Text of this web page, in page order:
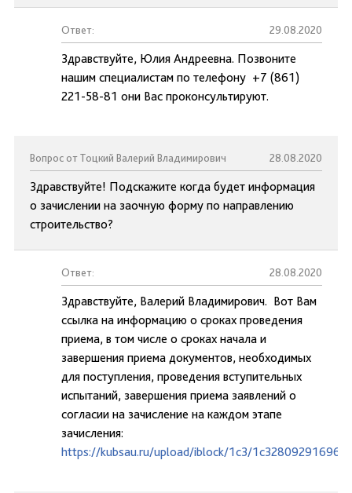
Ответ: 29.08.2020
Здравствуйте, Юлия Андреевна. Позвоните
нашим специалистам по телефону +7 (861)
221-58-81 они Вас проконсультируют.
Вопрос от Тоцкий Валерий Владимирович 28.08.2020
Здравствуйте! Подскажите когда будет информация
о зачислении на заочную форму по направлению
строительство?
Ответ: 28.08.2020
Здравствуйте, Валерий Владимирович. Вот Вам
ссылка на информацию о сроках проведения
приема, в том числе о сроках начала и
завершения приема документов, необходимых
для поступления, проведения вступительных
испытаний, завершения приема заявлений о
согласии на зачисление на каждом этапе
зачисления:
https://kubsau.ru/upload/iblock/1c3/